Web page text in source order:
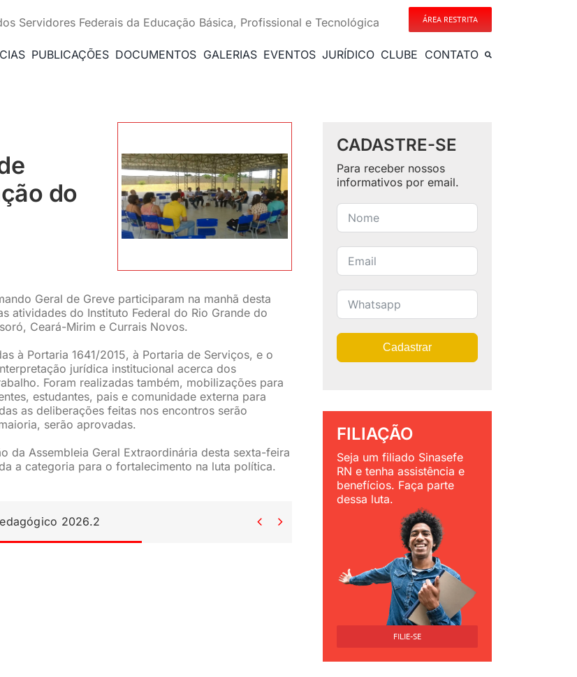
Servidores Federais da Educação Básica, Profissional e Tecnológica ÁREA RESTRITA
PUBLICAÇÕES DOCUMENTOS GALERIAS EVENTOS JURÍDICO CLUBE CONTATO
do
Geral de Greve participaram na manhã desta
atividades do Instituto Federal do Rio Grande do
Ceará-Mirim e Currais Novos.
à Portaria 1641/2015, à Portaria de Serviços, e o
jurídica institucional acerca dos
Foram realizadas também, mobilizações para
estudantes, pais e comunidade externa para
as deliberações feitas nos encontros serão
serão aprovadas.
Assembleia Geral Extraordinária desta sexta-feira
a categoria para o fortalecimento na luta política.
2026.2  
CADASTRE-SE
Para receber nossos
informativos por email.
Cadastrar
FILIAÇÃO
Seja um filiado Sinasefe
RN e tenha assistência e
benefícios. Faça parte
dessa luta.
FILIE-SE